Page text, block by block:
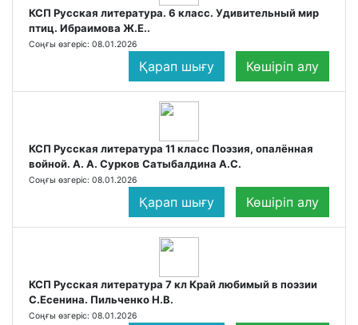
КСП Русская литература. 6 класс. Удивительный мир
птиц. Ибраимова Ж.Е..
Соңғы өзгеріс: 08.01.2026
Қарап шығу Көшіріп алу
КСП Русская литература 11 класс Поэзия, опалённая
войной. А. А. Сурков Сатыбалдина А.С.
Соңғы өзгеріс: 08.01.2026
Қарап шығу Көшіріп алу
КСП Русская литература 7 кл Край любимый в поэзии
С.Есенина. Пильченко Н.В.
Соңғы өзгеріс: 08.01.2026